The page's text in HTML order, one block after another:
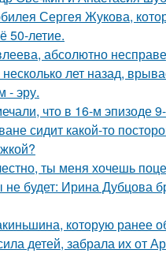
Сергея Жукова,
50-летие.
абсолютно
лет назад,
- эру.
что в 16-м эпизоде
сидит какой-то
ты меня хочешь
будет: Ирина Дубцова
которую ранее
детей, забрала их от